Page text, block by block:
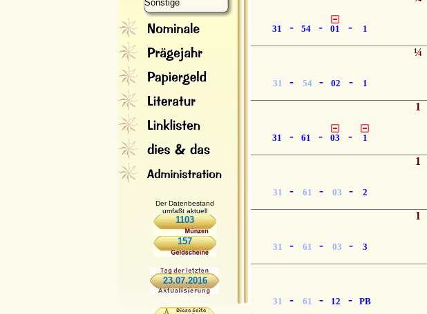
Sonstige
Der Datenbestand
umfaßt aktuell
1103
157
23.07.2016
31 - 54 - 01 - 1
31 - 54 - 02 - 1
¼
31 - 61 - 03 - 1
1
31 - 61 - 03 - 2
1
31 - 61 - 03 - 3
1
31 - 61 - 12 - PB